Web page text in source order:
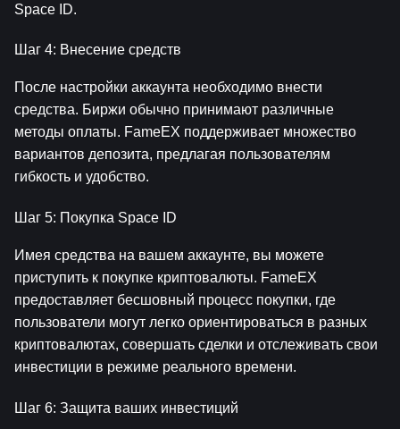
Space ID.
Шаг 4: Внесение средств
После настройки аккаунта необходимо внести
средства. Биржи обычно принимают различные
методы оплаты. FameEX поддерживает множество
вариантов депозита, предлагая пользователям
гибкость и удобство.
Шаг 5: Покупка Space ID
Имея средства на вашем аккаунте, вы можете
приступить к покупке криптовалюты. FameEX
предоставляет бесшовный процесс покупки, где
пользователи могут легко ориентироваться в разных
криптовалютах, совершать сделки и отслеживать свои
инвестиции в режиме реального времени.
Шаг 6: Защита ваших инвестиций